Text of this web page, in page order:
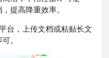
提高降重效率。
台，上传文档或粘贴长文
。